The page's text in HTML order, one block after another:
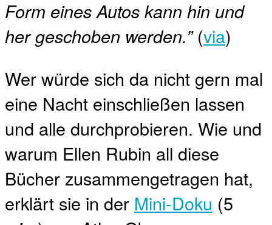
Form eines Autos kann hin und
her geschoben werden.” (via)
Wer würde sich da nicht gern mal
eine Nacht einschließen lassen
und alle durchprobieren. Wie und
warum Ellen Rubin all diese
Bücher zusammengetragen hat,
erklärt sie in der Mini-Doku (5